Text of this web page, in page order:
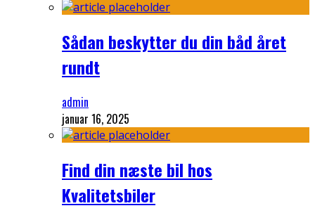
Sådan beskytter du din båd året
rundt
admin
januar 16, 2025
Find din næste bil hos
Kvalitetsbiler